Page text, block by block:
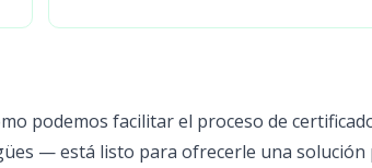
podemos facilitar el proceso de
— está listo para ofrecerle una solución